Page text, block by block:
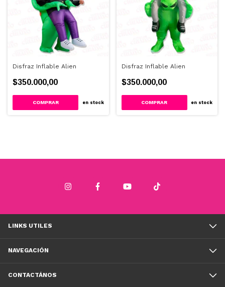
Disfraz Inflable Alien
$350.000,00
en stock
Disfraz Inflable Alien
$350.000,00
en stock
LINKS UTILES
NAVEGACIÓN
CONTACTÁNOS